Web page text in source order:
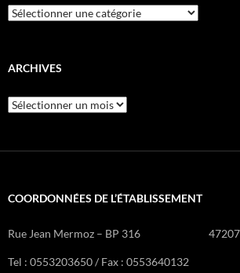
Recherche
d’articles
ARCHIVES
Archives
COORDONNÉES DE L’ÉTABLISSEMENT
Rue Jean Mermoz – BP 316 47207
Tel : 0553203650 / Fax : 0553640132